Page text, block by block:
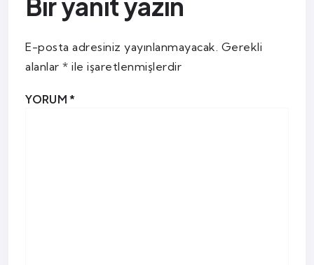
Bir yanıt yazın
E-posta adresiniz yayınlanmayacak. Gerekli
alanlar * ile işaretlenmişlerdir
YORUM*